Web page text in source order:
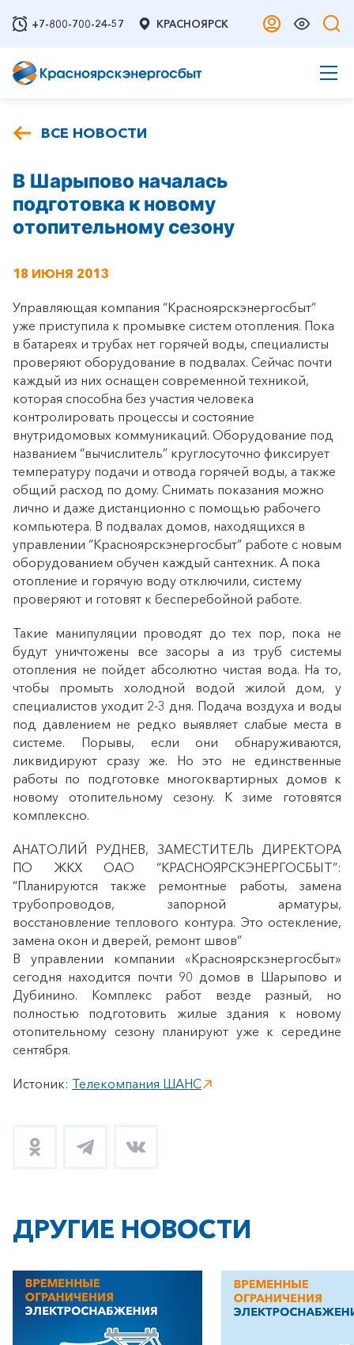
+7-800-700-24-57 КРАСНОЯРСК
+7-800-700-24-57
Частным клиентам
ВСЕ НОВОСТИ
В Шарыпово началась
подготовка к новому
отопительному сезону
18 ИЮНЯ 2013
Управляющая компания “Красноярскэнергосбыт”
уже приступила к промывке систем отопления. Пока
в батареях и трубах нет горячей воды, специалисты
проверяют оборудование в подвалах. Сейчас почти
каждый из них оснащен современной техникой,
которая способна без участия человека
контролировать процессы и состояние
внутридомовых коммуникаций. Оборудование под
названием “вычислитель” круглосуточно фиксирует
температуру подачи и отвода горячей воды, а также
общий расход по дому. Снимать показания можно
лично и даже дистанционно с помощью рабочего
компьютера. В подвалах домов, находящихся в
управлении “Красноярскэнергосбыт” работе с новым
оборудованием обучен каждый сантехник. А пока
отопление и горячую воду отключили, систему
проверяют и готовят к бесперебойной работе.
Такие манипуляции проводят до тех пор, пока не
будут уничтожены все засоры а из труб системы
отопления не пойдет абсолютно чистая вода. На то,
чтобы промыть холодной водой жилой дом, у
специалистов уходит 2-3 дня. Подача воздуха и воды
под давлением не редко выявляет слабые места в
системе. Порывы, если они обнаруживаются,
ликвидируют сразу же. Но это не единственные
работы по подготовке многоквартирных домов к
новому отопительному сезону. К зиме готовятся
комплексно.
АНАТОЛИЙ РУДНЕВ, ЗАМЕСТИТЕЛЬ ДИРЕКТОРА
ПО ЖКХ ОАО “КРАСНОЯРСКЭНЕРГОСБЫТ”:
“Планируются также ремонтные работы, замена
трубопроводов, запорной арматуры,
восстановление теплового контура. Это остекление,
замена окон и дверей, ремонт швов”
В управлении компании «Красноярскэнергосбыт»
сегодня находится почти 90 домов в Шарыпово и
Дубинино. Комплекс работ везде разный, но
полностью подготовить жилые здания к новому
отопительному сезону планируют уже к середине
сентября.
Истоник: Телекомпания ШАНС
ДРУГИЕ НОВОСТИ